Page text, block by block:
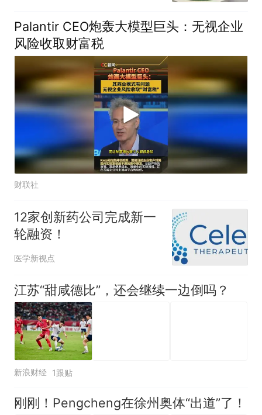
Palantir CEO炮轰大模型巨头：无视企业
风险收取财富税
财联社
12家创新药公司完成新一
轮融资！
医学新视点
江苏“甜咸德比”，还会继续一边倒吗？
新浪财经 1跟贴
刚刚！Pengcheng在徐州奥体“出道”了！